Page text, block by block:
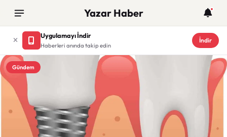
Yazar Haber
Uygulamayı İndir
Haberleri anında takip edin
İndir
Gündem